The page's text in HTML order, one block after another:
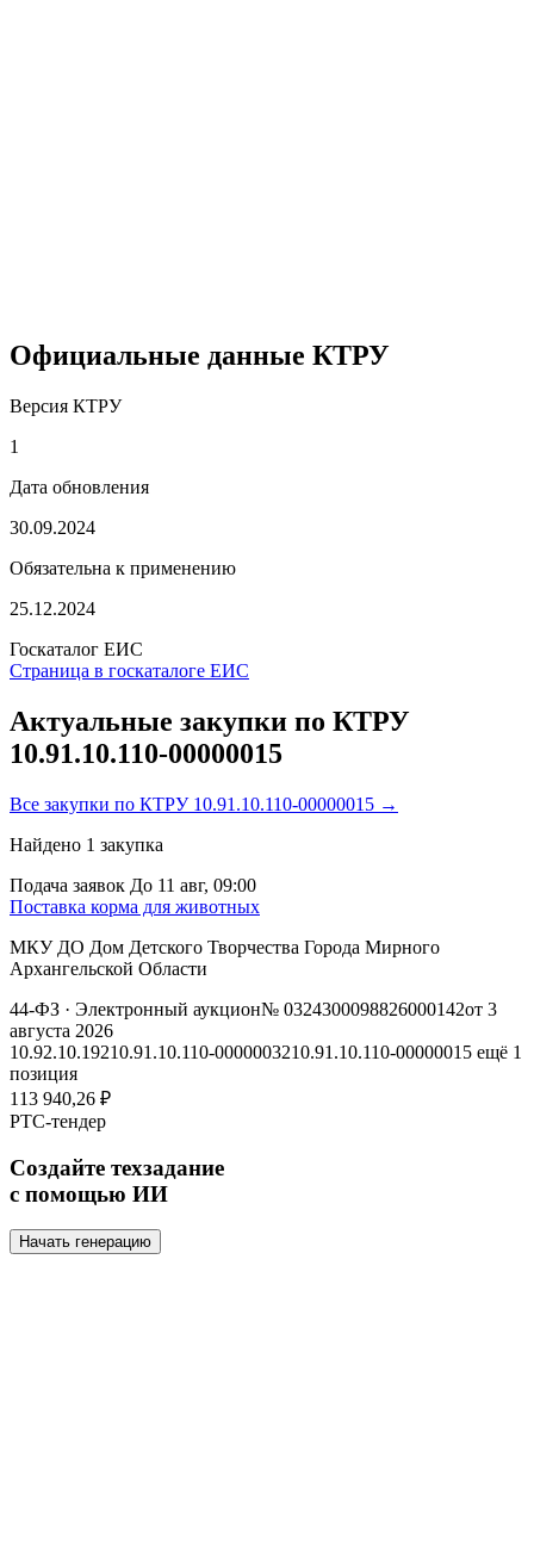
Официальные данные КТРУ
Версия КТРУ
1
Дата обновления
30.09.2024
Обязательна к применению
25.12.2024
Госкаталог ЕИС
Страница в госкаталоге ЕИС
Актуальные закупки по КТРУ
10.91.10.110-00000015
Все закупки по КТРУ 10.91.10.110-00000015 →
Найдено 1 закупка
Подача заявок До 11 авг, 09:00
Поставка корма для животных
МКУ ДО Дом Детского Творчества Города Мирного
Архангельской Области
44-ФЗ · Электронный аукцион№ 0324300098826000142от 3
августа 2026
10.92.10.19210.91.10.110-0000003210.91.10.110-00000015 ещё 1
позиция
113 940,26 ₽
РТС-тендер
Создайте техзадание
с помощью ИИ
Начать генерацию